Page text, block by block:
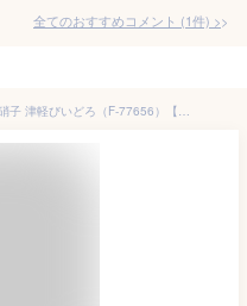
全てのおすすめコメント (1件) >
そうめん鉢 3個入 初雪 アデリア 石塚硝子 津軽びいどろ（F-77656）【送料無料】ガラス食器 業務用 クリスタル ハンドメイド